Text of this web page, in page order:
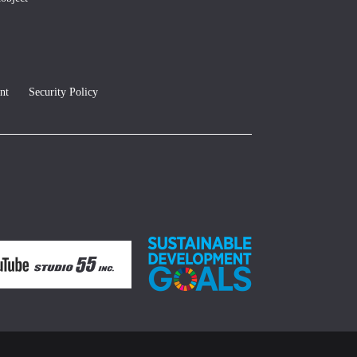
Security Policy